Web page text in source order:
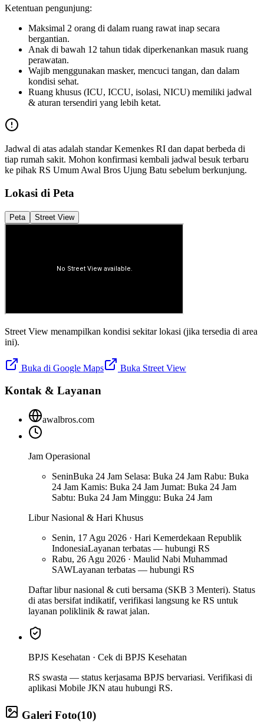
Ketentuan pengunjung:
Maksimal 2 orang di dalam ruang rawat inap secara
bergantian.
Anak di bawah 12 tahun tidak diperkenankan masuk ruang
perawatan.
Wajib menggunakan masker, mencuci tangan, dan dalam
kondisi sehat.
Ruang khusus (ICU, ICCU, isolasi, NICU) memiliki jadwal
& aturan tersendiri yang lebih ketat.
Jadwal di atas adalah standar Kemenkes RI dan dapat berbeda di
tiap rumah sakit. Mohon konfirmasi kembali jadwal besuk terbaru
ke pihak RS Umum Awal Bros Ujung Batu sebelum berkunjung.
Lokasi di Peta
Peta Street View
Street View menampilkan kondisi sekitar lokasi (jika tersedia di area
ini).
Buka di Google Maps Buka Street View
Kontak & Layanan
awalbros.com
Jam Operasional
SeninBuka 24 Jam Selasa: Buka 24 Jam Rabu: Buka
24 Jam Kamis: Buka 24 Jam Jumat: Buka 24 Jam
Sabtu: Buka 24 Jam Minggu: Buka 24 Jam
Libur Nasional & Hari Khusus
Senin, 17 Agu 2026 · Hari Kemerdekaan Republik
IndonesiaLayanan terbatas — hubungi RS
Rabu, 26 Agu 2026 · Maulid Nabi Muhammad
SAWLayanan terbatas — hubungi RS
Daftar libur nasional & cuti bersama (SKB 3 Menteri). Status
di atas bersifat indikatif, verifikasi langsung ke RS untuk
layanan poliklinik & rawat jalan.
BPJS Kesehatan · Cek di BPJS Kesehatan
RS swasta — status kerjasama BPJS bervariasi. Verifikasi di
aplikasi Mobile JKN atau hubungi RS.
Galeri Foto(10)